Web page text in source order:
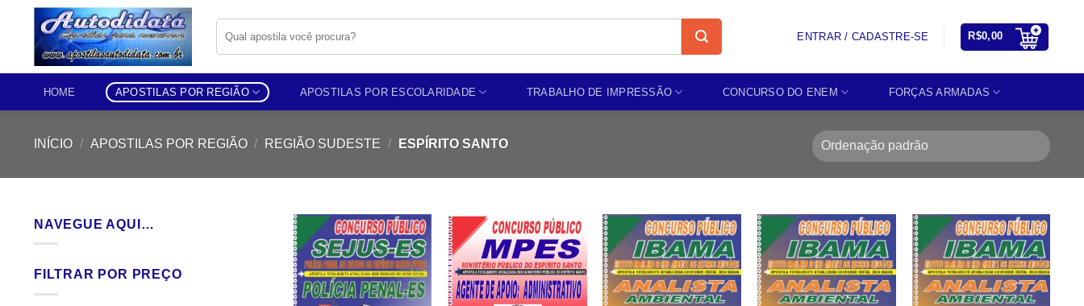
content
por:
ENTRAR / CADASTRE-SE R$0,00
HOME APOSTILAS POR REGIÃO APOSTILAS POR ESCOLARIDADE TRABALHO DE IMPRESSÃO CONCURSO DO ENEM FORÇAS ARMADAS
INÍCIO / APOSTILAS POR REGIÃO / REGIÃO SUDESTE / ESPÍRITO SANTO
NAVEGUE AQUI…
FILTRAR POR PREÇO
Add to
wishlist
Add to
wishlist
Add to
wishlist
Add to
wishlist
Add to
wishlist